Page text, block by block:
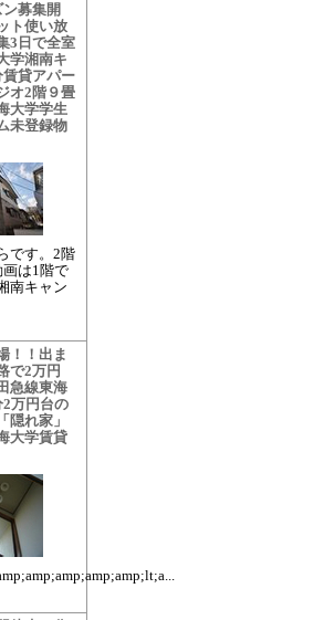
募集開
ト使い放
3日で全室
学湘南キ
賃貸アパー
オ2階９畳
大学学生
未登録物
です。2階
は1階で
南キャン
！！出ま
で2万円
急線東海
万円台の
隠れ家」
大学賃貸